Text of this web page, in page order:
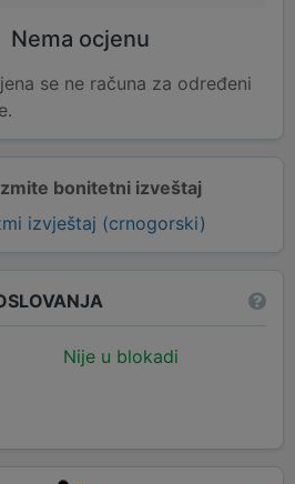
bonitetni izveštaj
izvještaj (crnogorski)
Nema ocjenu
se ne računa za određeni
Nije u blokadi